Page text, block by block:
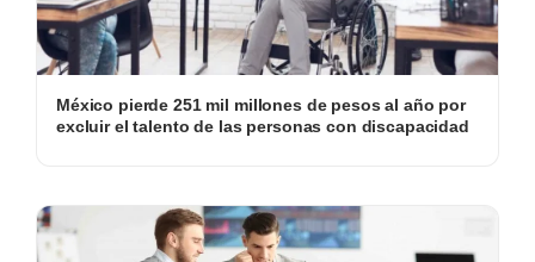
México pierde 251 mil millones de pesos al año por
excluir el talento de las personas con discapacidad